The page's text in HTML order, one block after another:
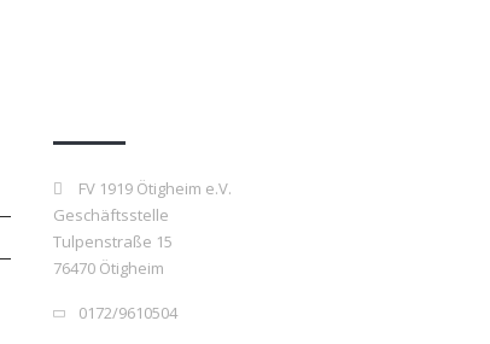
FV 1919 Ötigheim e.V.
Geschäftsstelle
Tulpenstraße 15
76470 Ötigheim
0172/9610504